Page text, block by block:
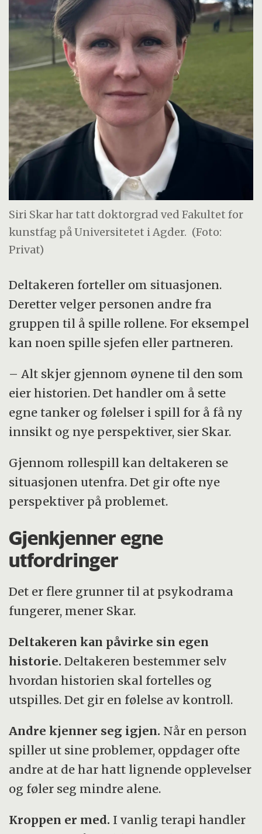
Siri Skar har tatt doktorgrad ved Fakultet for
kunstfag på Universitetet i Agder. (Foto:
Privat)
Deltakeren forteller om situasjonen.
Deretter velger personen andre fra
gruppen til å spille rollene. For eksempel
kan noen spille sjefen eller partneren.
– Alt skjer gjennom øynene til den som
eier historien. Det handler om å sette
egne tanker og følelser i spill for å få ny
innsikt og nye perspektiver, sier Skar.
Gjennom rollespill kan deltakeren se
situasjonen utenfra. Det gir ofte nye
perspektiver på problemet.
Gjenkjenner egne
utfordringer
Det er flere grunner til at psykodrama
fungerer, mener Skar.
Deltakeren kan påvirke sin egen
historie. Deltakeren bestemmer selv
hvordan historien skal fortelles og
utspilles. Det gir en følelse av kontroll.
Andre kjenner seg igjen. Når en person
spiller ut sine problemer, oppdager ofte
andre at de har hatt lignende opplevelser
og føler seg mindre alene.
Kroppen er med. I vanlig terapi handler